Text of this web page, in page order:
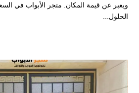
ويعبر عن قيمة المكان. متجر الأبواب في
الحلول...